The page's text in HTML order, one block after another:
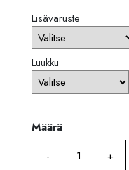
Lisävaruste
Luukku
Määrä
Määrä